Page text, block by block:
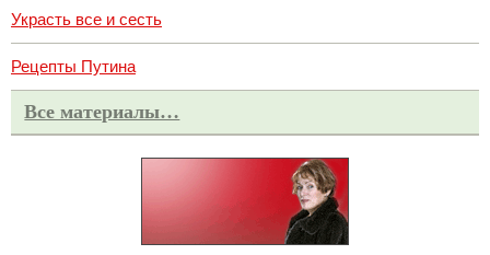
Украсть все и сесть
Рецепты Путина
Все материалы…